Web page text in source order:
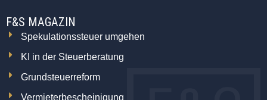
F&S MAGAZIN
Spekulationssteuer umgehen
KI in der Steuerberatung
Grundsteuerreform
Vermieterbescheinigung